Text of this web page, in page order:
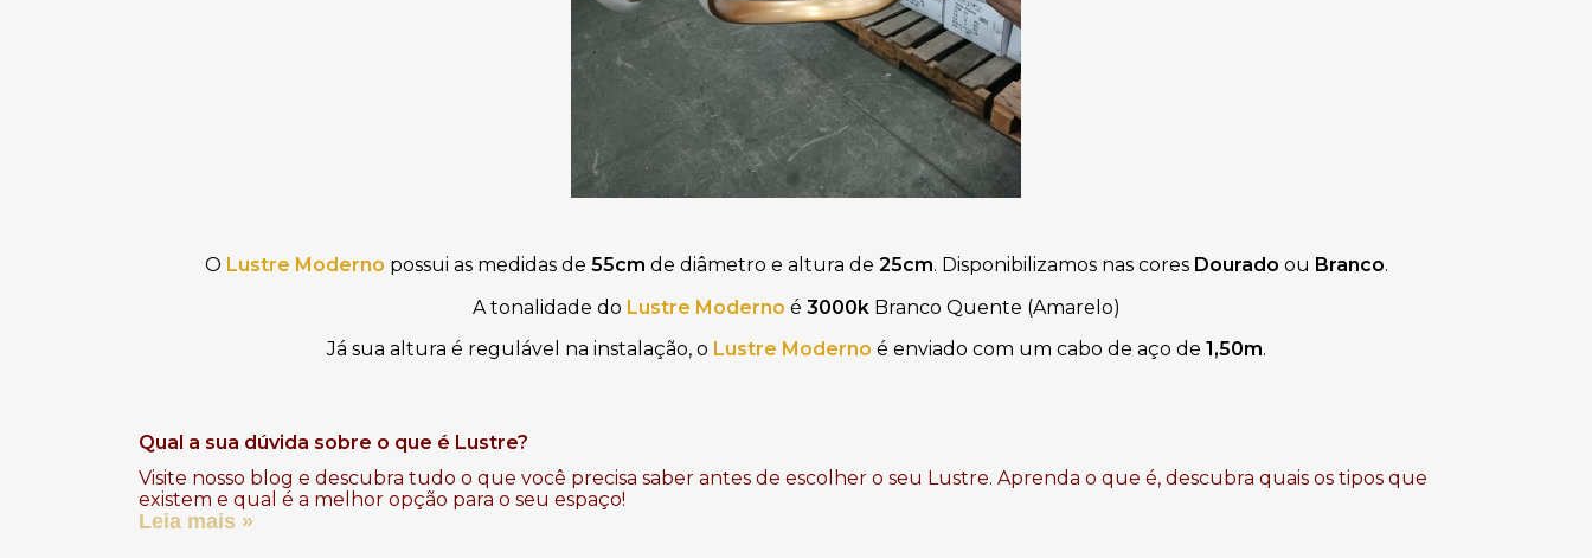
O Lustre Moderno possui as medidas de 55cm de diâmetro e altura de 25cm. Disponibilizamos nas cores Dourado ou Branco.
A tonalidade do Lustre Moderno é 3000kBranco Quente (Amarelo)
Já sua altura é regulável na instalação, o Lustre Moderno é enviado com um cabo de aço de 1,50m.
Qual a sua dúvida sobre o que é Lustre?
Visite nosso blog e descubra tudo o que você precisa saber antes de escolher o seu Lustre. Aprenda o que é, descubra quais os tipos que
existem e qual é a melhor opção para o seu espaço!
Leia mais »